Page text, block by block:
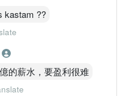
kastam ??
的薪水，要盈利很难